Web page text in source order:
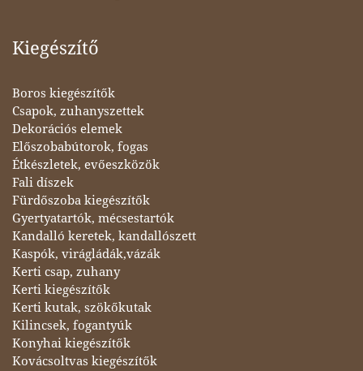
Kiegészítő
Boros kiegészítők
Csapok, zuhanyszettek
Dekorációs elemek
Előszobabútorok, fogas
Étkészletek, evőeszközök
Fali díszek
Fürdőszoba kiegészítők
Gyertyatartók, mécsestartók
Kandalló keretek, kandallószett
Kaspók, virágládák,vázák
Kerti csap, zuhany
Kerti kiegészítők
Kerti kutak, szökőkutak
Kilincsek, fogantyúk
Konyhai kiegészítők
Kovácsoltvas kiegészítők